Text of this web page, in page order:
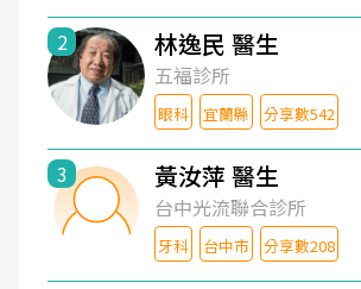
2 林逸民 醫生
五福診所
眼科 宜蘭縣 分享數542
3 黃汝萍 醫生
台中光流聯合診所
牙科 台中市 分享數208